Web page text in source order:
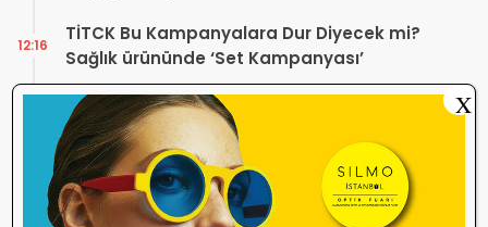
TİTCK Bu Kampanyalara Dur Diyecek mi?
Sağlık ürününde ‘Set Kampanyası’
12:16
Optik sektörü neden durdu? Temmuz
ayında neler yaşanıyor?
ÜTS’de Miadı Dolan Gözlük Çerçeveleri
SGK İşlemlerini Engelliyor!
09:54
X